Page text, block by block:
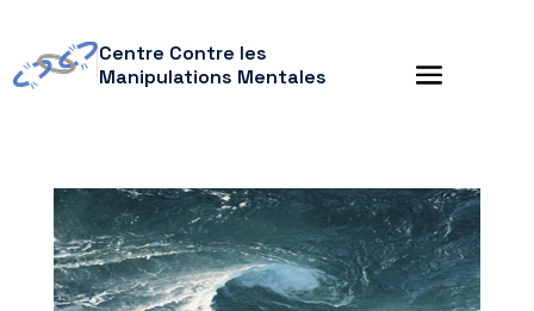
Centre Contre les
Manipulations Mentales